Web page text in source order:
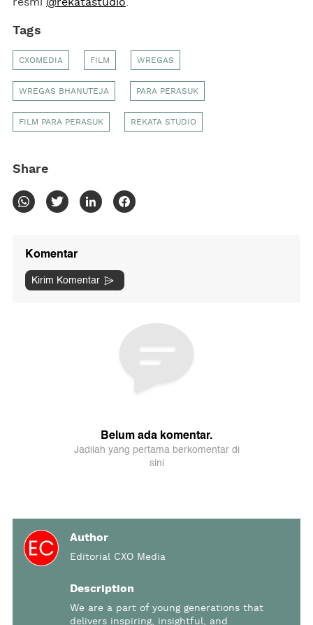
resmi @rekatastudio.
Tags
CXOMEDIA FILM WREGAS
WREGAS BHANUTEJA PARA PERASUK
FILM PARA PERASUK REKATA STUDIO
Share
Author
Editorial CXO Media
Description
We are a part of young generations that
delivers inspiring, insightful, and